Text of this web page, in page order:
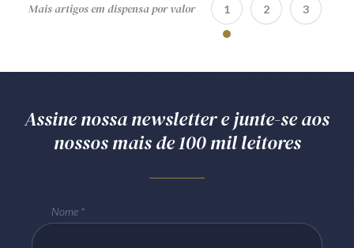
Mais artigos em dispensa por valor 1 2 3
Assine nossa newsletter e junte-se aos
nossos mais de 100 mil leitores
Nome